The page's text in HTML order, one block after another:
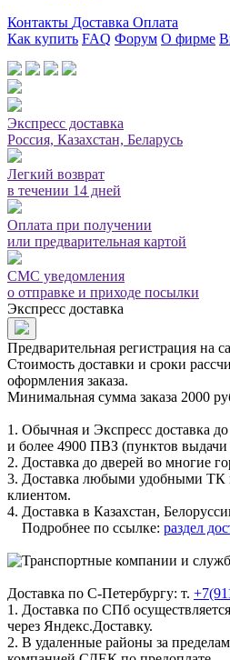
Контакты Доставка Оплата
Как купить FAQ Форум О фирме
Экспресс доставка
Россия, Казахстан, Беларусь
Легкий возврат
в течении 14 дней
Оплата при получении
или предварительная картой
СМС уведомления
о отправке и приходе посылки
Экспресс доставка
Предварительная регистрация на
Стоимость доставки и сроки
оформления заказа.
Минимальная сумма заказа 2000
1. Обычная и Экспресс доставка
и более 4900 ПВЗ (пунктов выдачи
2. Доставка до дверей во многие
3. Доставка любыми удобными ТК
клиентом.
4. Доставка в Казахстан,
Подробнее по ссылке: раздел
Доставка по С-Петербургу: т.
1. Доставка по СПб
через Яндекс.Доставку.
2. В удаленные районы за